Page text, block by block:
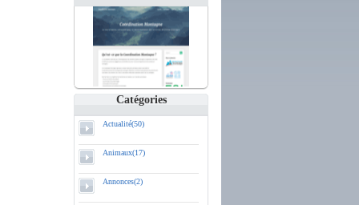
Catégories
Actualité(50)
Animaux(17)
Annonces(2)